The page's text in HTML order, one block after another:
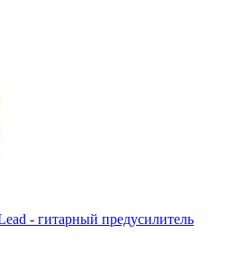
- гитарный предусилитель